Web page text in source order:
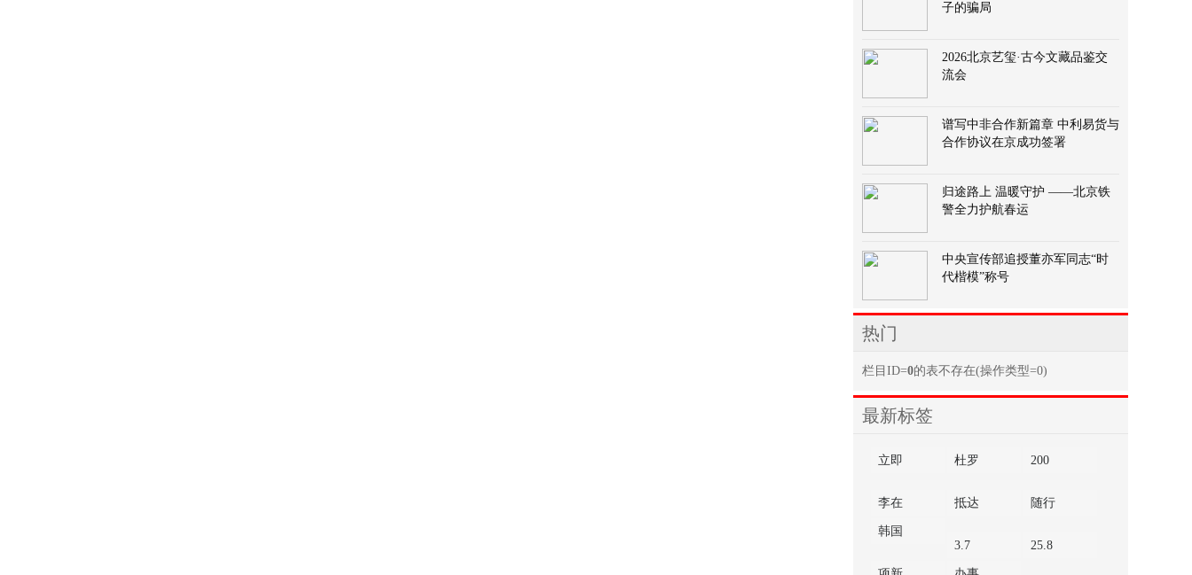
子的骗局
2026北京艺玺·古今文藏品鉴交
流会
谱写中非合作新篇章 中利易货与
合作协议在京成功签署
归途路上 温暖守护 ——北京铁
警全力护航春运
中央宣传部追授董亦军同志“时
代楷模”称号
热门
栏目ID=0的表不存在(操作类型=0)
最新标签
立即 杜罗 200
李在 抵达 随行
韩国
3.7
25.8